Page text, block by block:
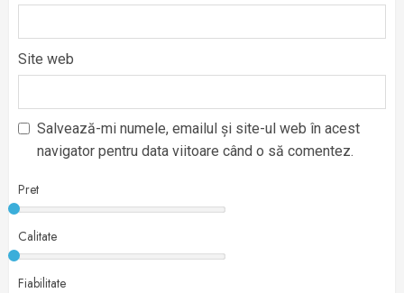
Site web
Salvează-mi numele, emailul și site-ul web în acest
navigator pentru data viitoare când o să comentez.
Pret
Calitate
Fiabilitate